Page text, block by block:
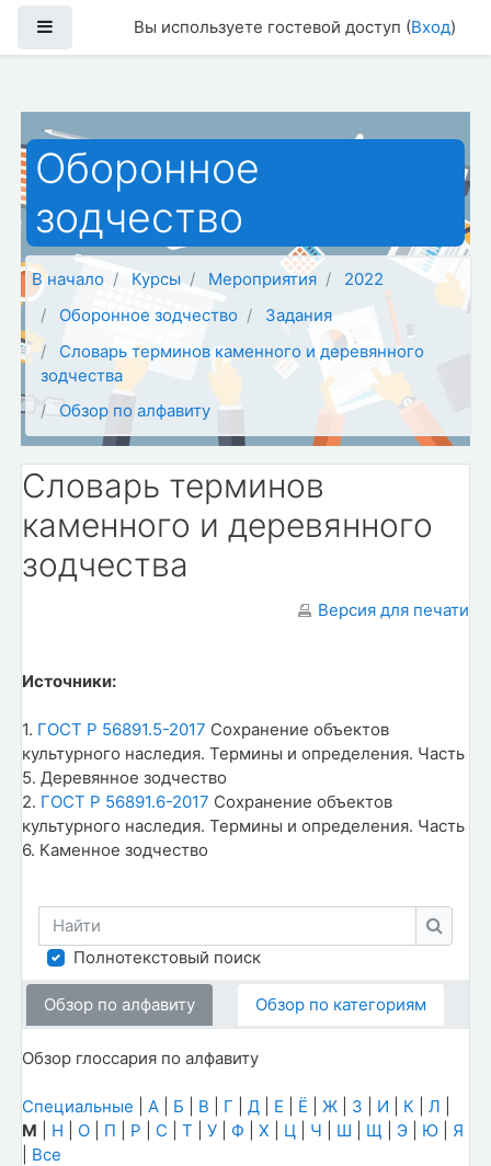
Боковая панельВы используете гостевой доступ (Вход)
Оборонное
зодчество
В начало Курсы Мероприятия
2022
Оборонное зодчество
Задания
Словарь терминов каменного и деревянного
зодчества
Обзор по алфавиту
Словарь терминов
каменного и деревянного
зодчества
Версия для печати
Источники:
1. ГОСТ Р 56891.5-2017 Сохранение объектов
культурного наследия. Термины и определения. Часть
5. Деревянное зодчество
2. ГОСТ Р 56891.6-2017 Сохранение объектов
культурного наследия. Термины и определения. Часть
6. Каменное зодчество
Найти
Найти
Полнотекстовый поиск
Обзор по алфавиту Обзор по категориям
Обзор глоссария по алфавиту
Специальные А Б В Г Д Е Ё Ж З И К Л
М
Н О П Р С Т У Ф Х Ц Ч Ш Щ Э Ю
Я
Все